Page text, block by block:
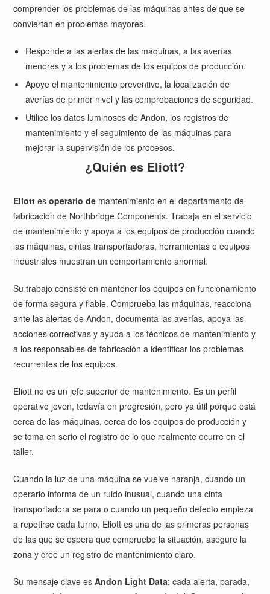
comprender los problemas de las máquinas antes de que se
conviertan en problemas mayores.
Responde a las alertas de las máquinas, a las averías
menores y a los problemas de los equipos de producción.
Apoye el mantenimiento preventivo, la localización de
averías de primer nivel y las comprobaciones de seguridad.
Utilice los datos luminosos de Andon, los registros de
mantenimiento y el seguimiento de las máquinas para
mejorar la supervisión de los procesos.
¿Quién es Eliott?
Eliott esoperario de mantenimiento en el departamento de
fabricación de Northbridge Components. Trabaja en el servicio
de mantenimiento y apoya a los equipos de producción cuando
las máquinas, cintas transportadoras, herramientas o equipos
industriales muestran un comportamiento anormal.
Su trabajo consiste en mantener los equipos en funcionamiento
de forma segura y fiable. Comprueba las máquinas, reacciona
ante las alertas de Andon, documenta las averías, apoya las
acciones correctivas y ayuda a los técnicos de mantenimiento y
a los responsables de fabricación a identificar los problemas
recurrentes de los equipos.
Eliott no es un jefe superior de mantenimiento. Es un perfil
operativo joven, todavía en progresión, pero ya útil porque está
cerca de las máquinas, cerca de los equipos de producción y
se toma en serio el registro de lo que realmente ocurre en el
taller.
Cuando la luz de una máquina se vuelve naranja, cuando un
operario informa de un ruido inusual, cuando una cinta
transportadora se para o cuando un pequeño defecto empieza
a repetirse cada turno, Eliott es una de las primeras personas
de las que se espera que compruebe la situación, asegure la
zona y cree un registro de mantenimiento claro.
Su mensaje clave esAndon Light Data: cada alerta, parada,